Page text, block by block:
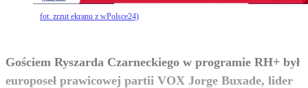
fot. zrzut ekranu z wPolsce24)
Gościem Ryszarda Czarneckiego w programie RH+ był
europoseł prawicowej partii VOX Jorge Buxade, lider